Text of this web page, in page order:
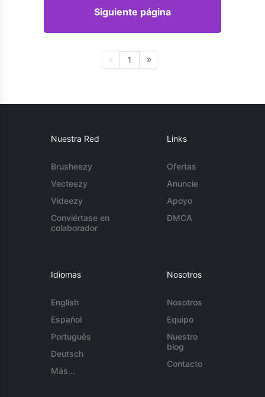
Siguiente página
1
Nuestra Red
Brusheezy
Vecteezy
Videezy
Conviértase en
colaborador
Links
Ofertas
Anuncie
Apoyo
DMCA
Idiomas
English
Español
Português
Deutsch
Más...
Nosotros
Nosotros
Equipo
Nuestro
blog
Contacto